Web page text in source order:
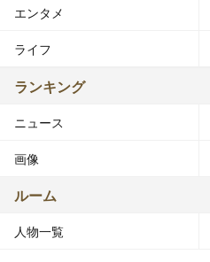
エンタメ
ライフ
ランキング
ニュース
画像
ルーム
人物一覧